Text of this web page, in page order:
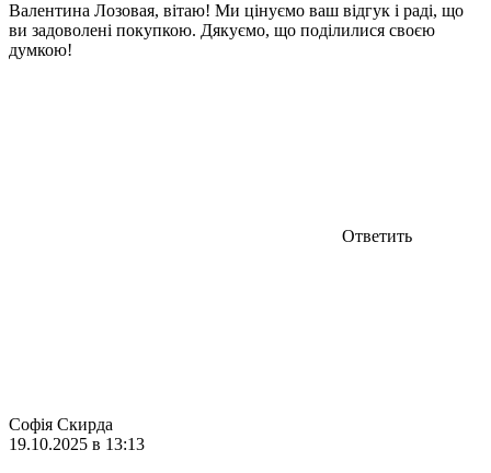
Валентина Лозовая, вітаю! Ми цінуємо ваш відгук і раді, що
ви задоволені покупкою. Дякуємо, що поділилися своєю
думкою!
Ответить
Софія Скирда
19.10.2025 в 13:13